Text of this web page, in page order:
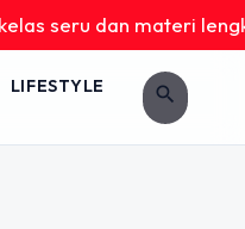
seru dan materi
LIFESTYLE search